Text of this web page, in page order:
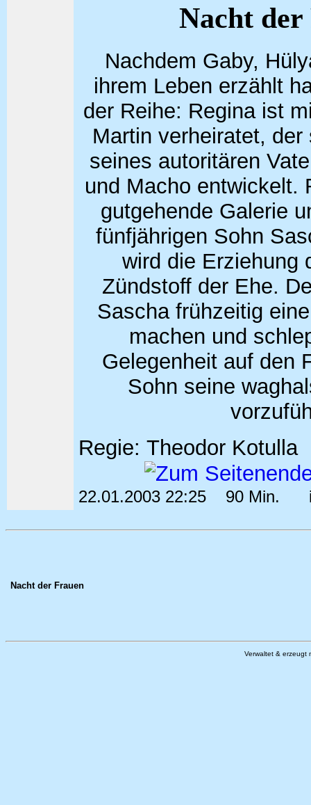
Nacht
Nachdem Gaby,
ihrem Leben erzählt
der Reihe: Regina ist
Martin verheiratet,
seines autoritären
und Macho entwickelt.
gutgehende Galerie
fünfjährigen Sohn
wird die Erziehung
Zündstoff der Ehe.
Sascha frühzeitig
machen und
Gelegenheit auf den
Sohn seine
Regie: Theodor
22.01.2003 22:25 90 Min.
Nacht der Frauen
Verwaltet &